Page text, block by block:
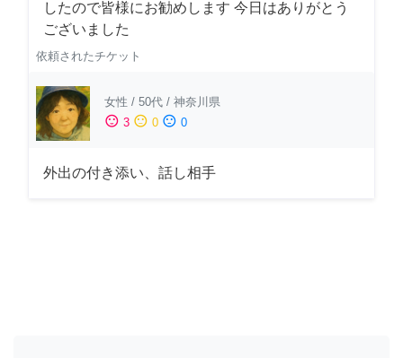
したので皆様にお勧めします 今日はありがとう
ございました
依頼されたチケット
女性 / 50代 / 神奈川県
sentiment_satisfied 3 sentiment_neutral 0 sentiment_dissatisfied 0
外出の付き添い、話し相手